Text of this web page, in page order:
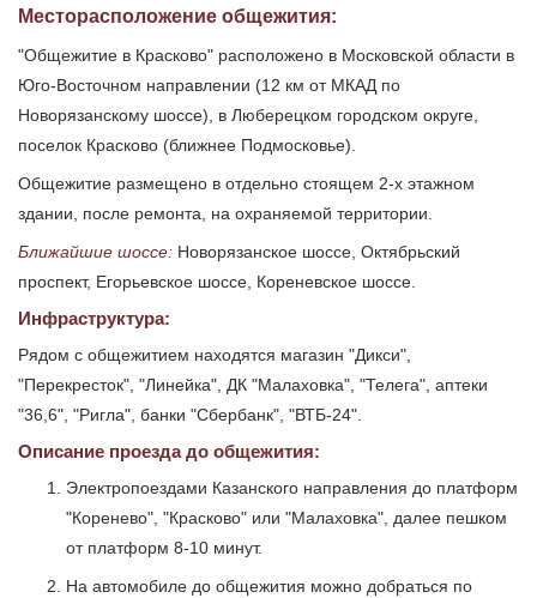
Месторасположение общежития:
"Общежитие в Красково" расположено в Московской области в
Юго-Восточном направлении (12 км от МКАД по
Новорязанскому шоссе), в Люберецком городском округе,
поселок Красково (ближнее Подмосковье).
Общежитие размещено в отдельно стоящем 2-х этажном
здании, после ремонта, на охраняемой территории.
Ближайшие шоссе: Новорязанское шоссе, Октябрьский
проспект, Егорьевское шоссе, Кореневское шоссе.
Инфраструктура:
Рядом с общежитием находятся магазин "Дикси",
"Перекресток", "Линейка", ДК "Малаховка", "Телега", аптеки
"36,6", "Ригла", банки "Сбербанк", "ВТБ-24".
Описание проезда до общежития:
Электропоездами Казанского направления до платформ
"Коренево", "Красково" или "Малаховка", далее пешком
от платформ 8-10 минут.
На автомобиле до общежития можно добраться по